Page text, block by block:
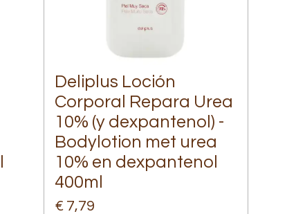
Deliplus Loción
Corporal Repara Urea
10% (y dexpantenol) -
Bodylotion met urea
10% en dexpantenol
400ml
€ 7,79